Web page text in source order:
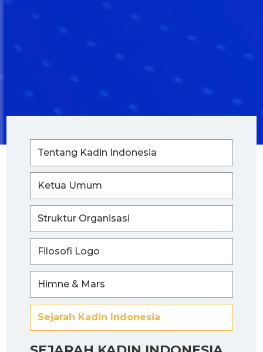
Tentang Kadin Indonesia
Ketua Umum
Struktur Organisasi
Filosofi Logo
Himne & Mars
Sejarah Kadin Indonesia